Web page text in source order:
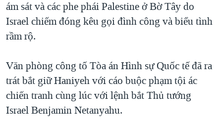
ám sát và các phe phái Palestine ở Bờ Tây do
Israel chiếm đóng kêu gọi đình công và biểu tình
rầm rộ.
Văn phòng công tố Tòa án Hình sự Quốc tế đã ra
trát bắt giữ Haniyeh với cáo buộc phạm tội ác
chiến tranh cùng lúc với lệnh bắt Thủ tướng
Israel Benjamin Netanyahu.